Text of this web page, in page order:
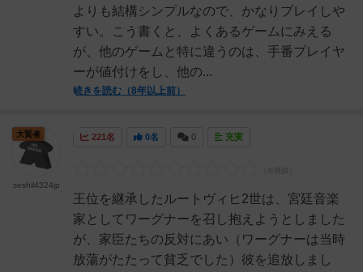
よりも結構シンプルなので、かなりプレイしや
すい。こう書くと、よくあるゲームにみえる
が、他のゲームと特に違うのは、手番プレイヤ
ーが値付けをし、他の...
続きを読む（8年以上前）
221名 0名 0 充実
王位を継承したルートヴィヒ2世は、宮廷音楽
家としてワーグナーを召し抱えようとしました
が、家臣たちの反対にあい（ワーグナーは当時
放蕩がたたって貧乏でした）彼を追放しまし
大賢者
seshil4324jp